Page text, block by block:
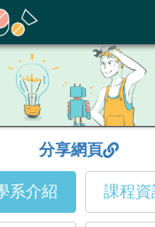
高中育才輔助系統
分享網頁
系介紹 課程資